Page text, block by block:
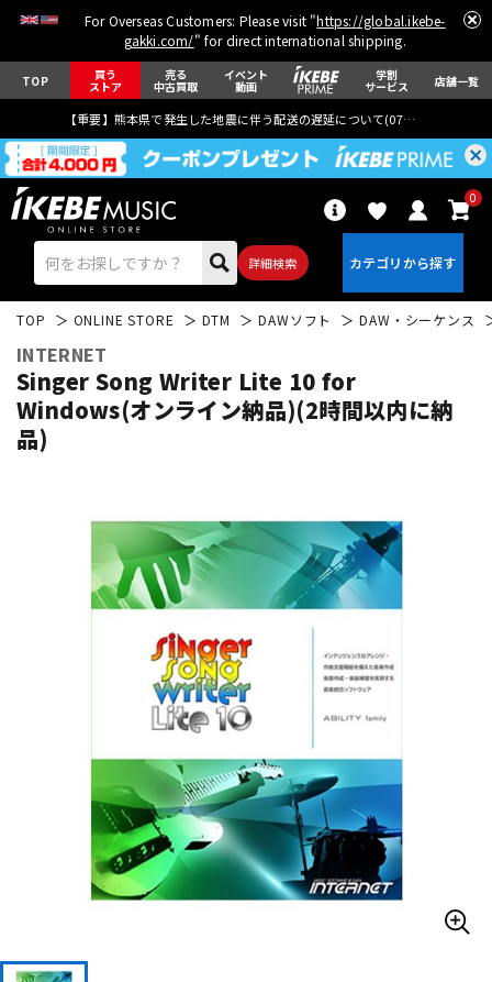
For Overseas Customers: Please visit "https://global.ikebe-
gakki.com/" for direct international shipping.
TOP 買う
ストア
売る
中古買取
イベント
動画
学割
サービス 店舗一覧
【重要】熊本県で発生した地震に伴う配送の遅延について(07月29日
詳細検索
0
ベース ウクレレ
ドラム パーカッション
キーボード 電子ピアノ
管楽器 その他楽器
アンプ エフェクター
TOP ONLINE STORE DTM DAWソフト DAW・シーケンス
INTERNET
Singer Song Writer Lite 10 for
Windows(オンライン納品)(2時間以内に納
品)